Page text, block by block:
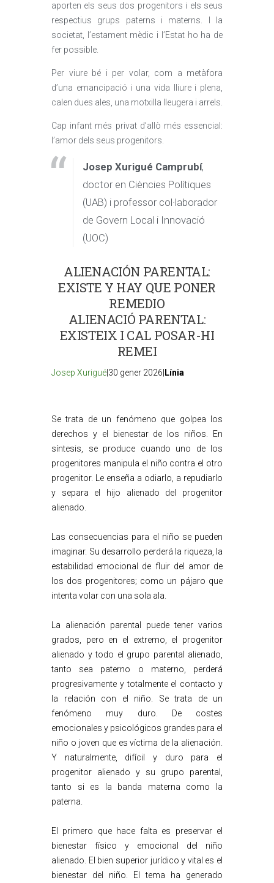
aporten els seus dos progenitors i els seus
respectius grups paterns i materns. I la
societat, l’estament mèdic i l’Estat ho ha de
fer possible.
Per viure bé i per volar, com a metàfora
d’una emancipació i una vida lliure i plena,
calen dues ales, una motxilla lleugera i arrels.
Cap infant més privat d’allò més essencial:
l’amor dels seus progenitors.
Josep Xurigué Camprubí,
doctor en Ciències Polítiques
(UAB) i professor col·laborador
de Govern Local i Innovació
(UOC)
ALIENACIÓN PARENTAL:
EXISTE Y HAY QUE PONER
REMEDIO
ALIENACIÓ PARENTAL:
EXISTEIX I CAL POSAR-HI
REMEI
Josep Xurigué |30 gener 2026| Línia
Se trata de un fenómeno que golpea los
derechos y el bienestar de los niños. En
síntesis, se produce cuando uno de los
progenitores manipula el niño contra el otro
progenitor. Le enseña a odiarlo, a repudiarlo
y separa el hijo alienado del progenitor
alienado.
Las consecuencias para el niño se pueden
imaginar. Su desarrollo perderá la riqueza, la
estabilidad emocional de fluir del amor de
los dos progenitores; como un pájaro que
intenta volar con una sola ala.
La alienación parental puede tener varios
grados, pero en el extremo, el progenitor
alienado y todo el grupo parental alienado,
tanto sea paterno o materno, perderá
progresivamente y totalmente el contacto y
la relación con el niño. Se trata de un
fenómeno muy duro. De costes
emocionales y psicológicos grandes para el
niño o joven que es víctima de la alienación.
Y naturalmente, difícil y duro para el
progenitor alienado y su grupo parental,
tanto si es la banda materna como la
paterna.
El primero que hace falta es preservar el
bienestar físico y emocional del niño
alienado. El bien superior jurídico y vital es el
bienestar del niño. El tema ha generado